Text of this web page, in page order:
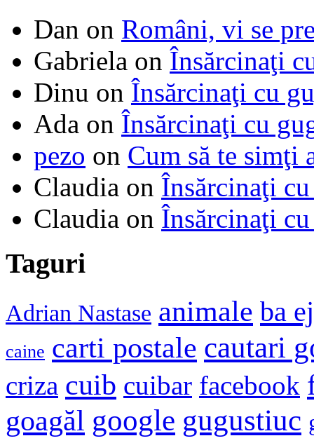
Dan on Români, vi se
Gabriela on Însărcinaţi
Dinu on Însărcinaţi cu
Ada on Însărcinaţi cu
pezo on Cum să te simţi
Claudia on Însărcinaţi
Claudia on Însărcinaţi
Taguri
Adrian Nastase animale ba
caine carti postale cautari
criza cuib cuibar facebook
goagăl google gugustiuc